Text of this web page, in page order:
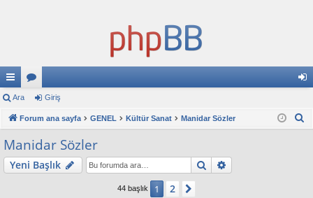
ızl
ba
ğl
u
ml
ar
ş
Ara Giriş
Forum ana sayfa GENEL Kültür Sanat Manidar Sözler
Manidar Sözler
Yeni Başlık Ara
44 başlık 1 2